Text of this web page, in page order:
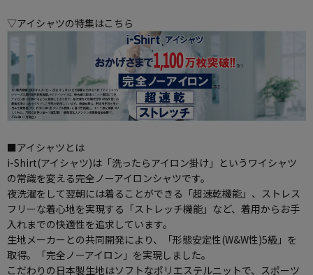
▽アイシャツの特集はこちら
■アイシャツとは
i-Shirt(アイシャツ)は「洗ったらアイロン掛け」というワイシャツ
の常識を変える完全ノーアイロンシャツです。
夜洗濯をして翌朝には着ることができる「超速乾機能」、ストレス
フリーな着心地を実現する「ストレッチ機能」など、着用からお手
入れまでの快適性を追求しています。
生地メーカーとの共同開発により、「形態安定性(W&W性)5級」を
取得。「完全ノーアイロン」を実現しました。
こだわりの日本製生地はソフトなポリエステルニットで、スポーツ